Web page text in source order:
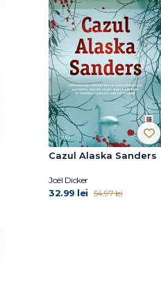
Cazul Alaska Sanders
Joël Dicker
32.99 lei 54.97 lei